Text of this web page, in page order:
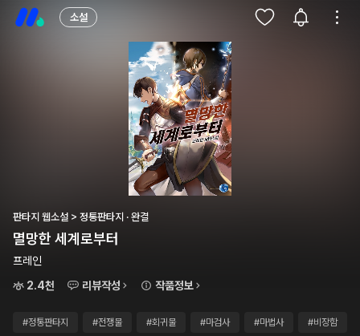
소설
판타지 웹소설 > 정통판타지 · 완결
멸망한 세계로부터
프레인
2.4천
리뷰작성 작품정보
#정통판타지 #전쟁물 #회귀물 #마검사 #마법사 #비장함